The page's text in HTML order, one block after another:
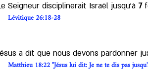
Seigneur disciplinerait Israël jusqu'à 7
Lévitique 26:18-28
a dit que nous devons pardonner
Matthieu 18:22 "Jésus lui dit: Je ne te dis pas